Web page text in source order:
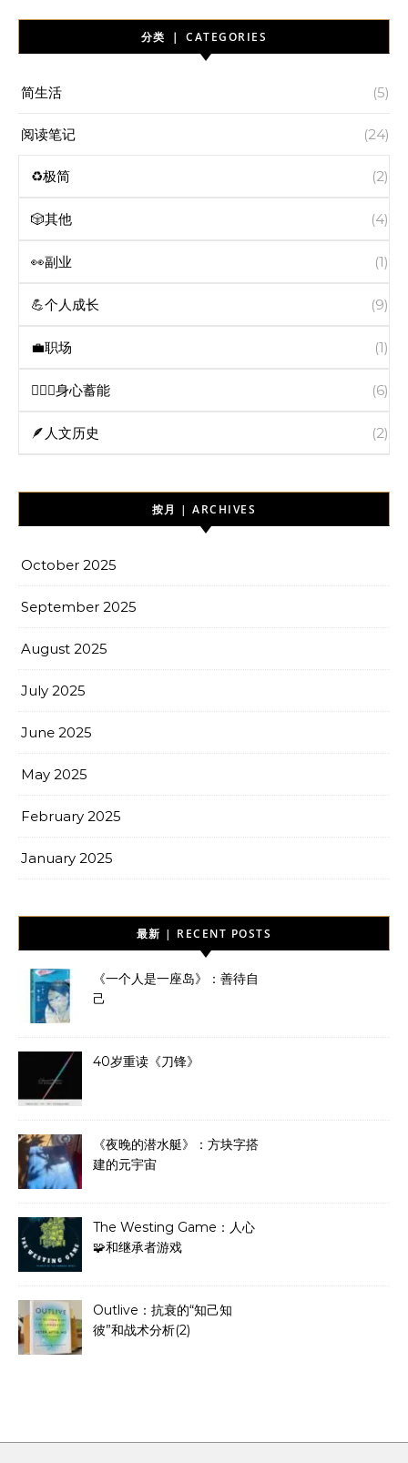
分类 ｜ CATEGORIES
简生活 (5)
阅读笔记 (24)
♻️极简 (2)
🎲其他 (4)
👀副业 (1)
💪个人成长 (9)
💼职场 (1)
🧘🏻‍♀️身心蓄能 (6)
🪶人文历史 (2)
按月 | ARCHIVES
October 2025
September 2025
August 2025
July 2025
June 2025
May 2025
February 2025
January 2025
最新 | RECENT POSTS
《一个人是一座岛》：善待自
己
40岁重读《刀锋》
《夜晚的潜水艇》：方块字搭
建的元宇宙
The Westing Game：人心
🧩和继承者游戏
Outlive：抗衰的“知己知
彼”和战术分析(2)